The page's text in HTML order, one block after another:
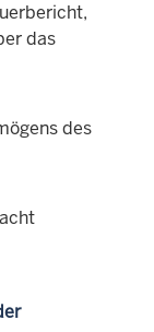
das
des